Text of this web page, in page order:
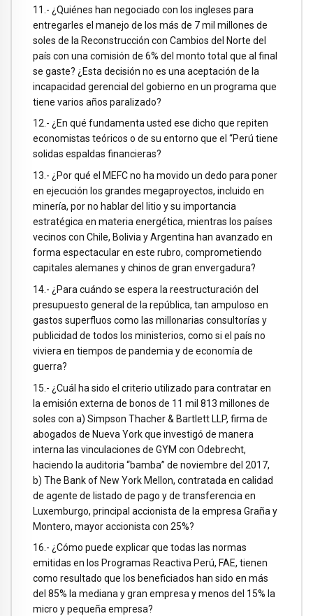
11.- ¿Quiénes han negociado con los ingleses para
entregarles el manejo de los más de 7 mil millones de
soles de la Reconstrucción con Cambios del Norte del
país con una comisión de 6% del monto total que al final
se gaste? ¿Esta decisión no es una aceptación de la
incapacidad gerencial del gobierno en un programa que
tiene varios años paralizado?
12.- ¿En qué fundamenta usted ese dicho que repiten
economistas teóricos o de su entorno que el “Perú tiene
solidas espaldas financieras?
13.- ¿Por qué el MEFC no ha movido un dedo para poner
en ejecución los grandes megaproyectos, incluido en
minería, por no hablar del litio y su importancia
estratégica en materia energética, mientras los países
vecinos con Chile, Bolivia y Argentina han avanzado en
forma espectacular en este rubro, comprometiendo
capitales alemanes y chinos de gran envergadura?
14.- ¿Para cuándo se espera la reestructuración del
presupuesto general de la república, tan ampuloso en
gastos superfluos como las millonarias consultorías y
publicidad de todos los ministerios, como si el país no
viviera en tiempos de pandemia y de economía de
guerra?
15.- ¿Cuál ha sido el criterio utilizado para contratar en
la emisión externa de bonos de 11 mil 813 millones de
soles con a) Simpson Thacher & Bartlett LLP, firma de
abogados de Nueva York que investigó de manera
interna las vinculaciones de GYM con Odebrecht,
haciendo la auditoria “bamba” de noviembre del 2017,
b) The Bank of New York Mellon, contratada en calidad
de agente de listado de pago y de transferencia en
Luxemburgo, principal accionista de la empresa Graña y
Montero, mayor accionista con 25%?
16.- ¿Cómo puede explicar que todas las normas
emitidas en los Programas Reactiva Perú, FAE, tienen
como resultado que los beneficiados han sido en más
del 85% la mediana y gran empresa y menos del 15% la
micro y pequeña empresa?